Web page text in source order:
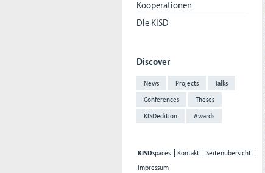
Kooperationen
Die KISD
Discover
News Projects
Talks
Conferences
Theses
KISDedition
Awards
KISDspaces Kontakt
Seitenübersicht
Impressum